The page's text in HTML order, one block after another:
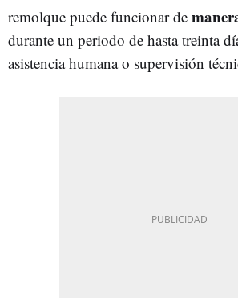
remolque puede funcionar de
durante un periodo de hasta treinta
asistencia humana o supervisión